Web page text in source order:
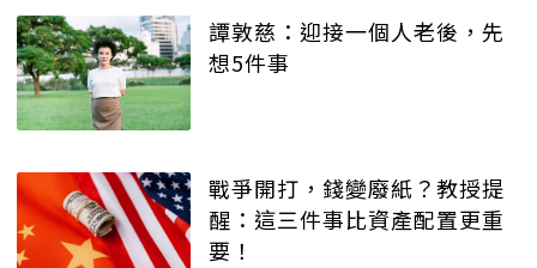
譚敦慈：迎接一個人老後，先
想5件事
戰爭開打，錢變廢紙？教授提
醒：這三件事比資產配置更重
要！